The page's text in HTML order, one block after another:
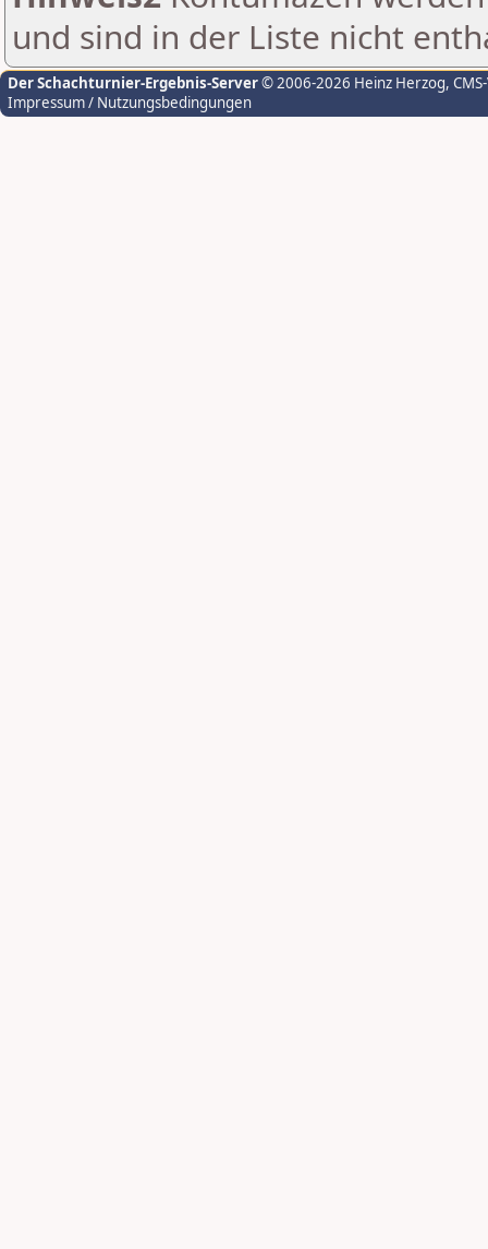
und sind in der Liste nicht
Der Schachturnier-Ergebnis-Server© 2006-2026 Heinz Herzog,
Impressum / Nutzungsbedingungen